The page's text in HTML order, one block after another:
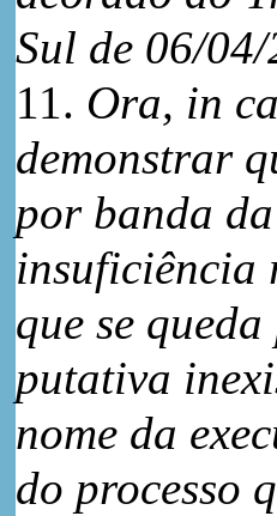
Sul de 06/
11. Ora, in
demonstrar
por banda
insuficiência
que se
putativa
nome da
do processo